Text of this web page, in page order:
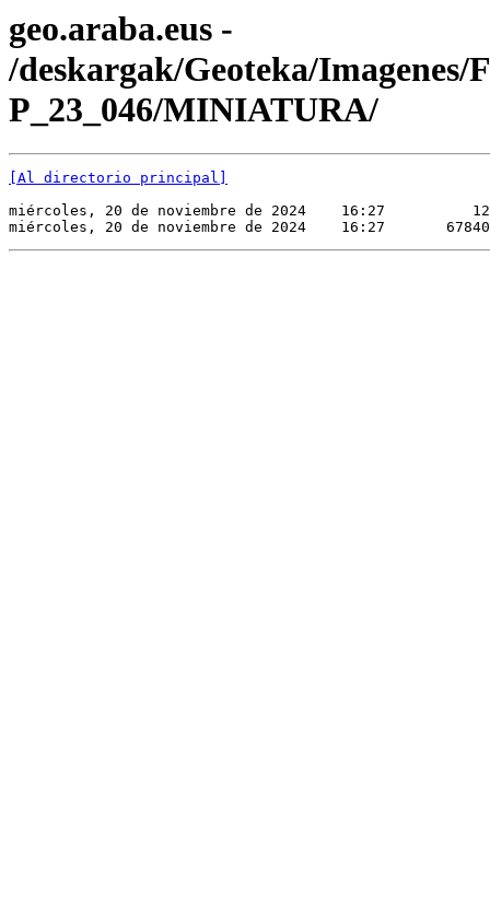
geo.araba.eus -
/deskargak/Geoteka/Imagenes/
P_23_046/MINIATURA/
[Al directorio principal]
miércoles, 20 de noviembre de 2024    16:27
miércoles, 20 de noviembre de 2024    16:27